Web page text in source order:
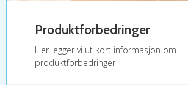
Produktforbedringer
Her legger vi ut kort informasjon om
produktforbedringer